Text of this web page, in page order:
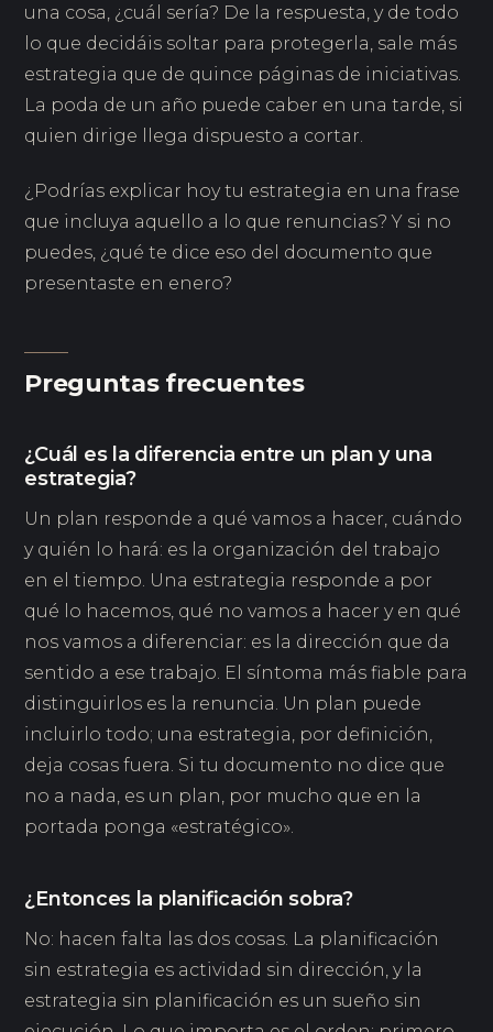
una cosa, ¿cuál sería? De la respuesta, y de todo
lo que decidáis soltar para protegerla, sale más
estrategia que de quince páginas de iniciativas.
La poda de un año puede caber en una tarde, si
quien dirige llega dispuesto a cortar.
¿Podrías explicar hoy tu estrategia en una frase
que incluya aquello a lo que renuncias? Y si no
puedes, ¿qué te dice eso del documento que
presentaste en enero?
Preguntas frecuentes
¿Cuál es la diferencia entre un plan y una
estrategia?
Un plan responde a qué vamos a hacer, cuándo
y quién lo hará: es la organización del trabajo
en el tiempo. Una estrategia responde a por
qué lo hacemos, qué no vamos a hacer y en qué
nos vamos a diferenciar: es la dirección que da
sentido a ese trabajo. El síntoma más fiable para
distinguirlos es la renuncia. Un plan puede
incluirlo todo; una estrategia, por definición,
deja cosas fuera. Si tu documento no dice que
no a nada, es un plan, por mucho que en la
portada ponga «estratégico».
¿Entonces la planificación sobra?
No: hacen falta las dos cosas. La planificación
sin estrategia es actividad sin dirección, y la
estrategia sin planificación es un sueño sin